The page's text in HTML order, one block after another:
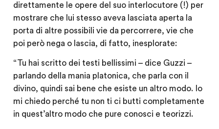
direttamente le opere del suo interlocutore (!) per
mostrare che lui stesso aveva lasciata aperta la
porta di altre possibili vie da percorrere, vie che
poi però nega o lascia, di fatto, inesplorate:
“Tu hai scritto dei testi bellissimi – dice Guzzi –
parlando della mania platonica, che parla con il
divino, quindi sai bene che esiste un altro modo. Io
mi chiedo perché tu non ti ci butti completamente
in quest’altro modo che pure conosci e teorizzi.